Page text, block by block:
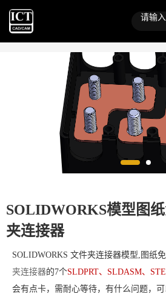
SOLIDWORKS模型图
夹连接器
SOLIDWORKS 文件夹连接器模型,图纸
夹连接器的7个SLDPRT、SLDASM、
会有点卡，需耐心等待，有什么问题，